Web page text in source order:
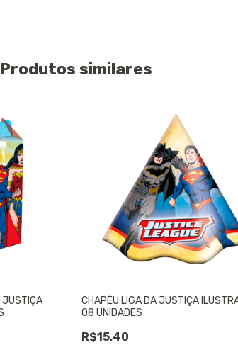
Produtos similares
JUSTIÇA
CHAPÉU LIGA DA JUSTIÇA
08 UNIDADES
R$15,40